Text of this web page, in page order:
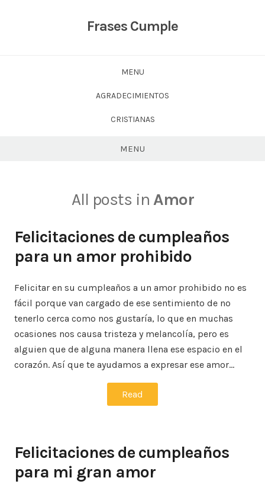
Frases Cumple
MENU
AGRADECIMIENTOS
CRISTIANAS
MENU
All posts in Amor
Felicitaciones de cumpleaños
para un amor prohibido
Felicitar en su cumpleaños a un amor prohibido no es
fácil porque van cargado de ese sentimiento de no
tenerlo cerca como nos gustaría, lo que en muchas
ocasiones nos causa tristeza y melancolía, pero es
alguien que de alguna manera llena ese espacio en el
corazón. Así que te ayudamos a expresar ese amor…
Read
Felicitaciones de cumpleaños
para mi gran amor